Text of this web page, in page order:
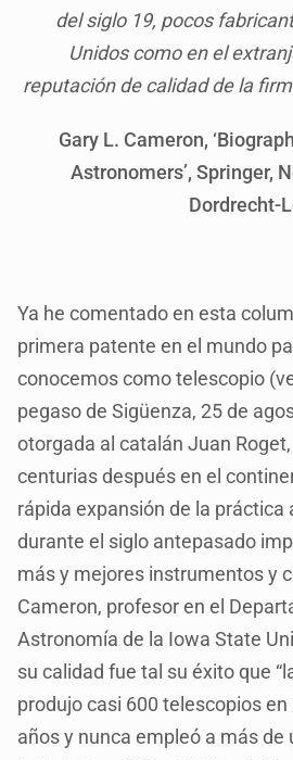
del siglo 19, pocos
Unidos como en el
reputación de calidad de la
Gary L. Cameron,
Astronomers’, Springer,
Dordrecht-
Ya he comentado en esta
primera patente en el mundo
conocemos como telescopio
pegaso de Sigüenza, 25 de
otorgada al catalán Juan
centurias después en el
rápida expansión de la práctica
durante el siglo antepasado
más y mejores instrumentos y
Cameron, profesor en el
Astronomía de la Iowa State
su calidad fue tal su éxito que
produjo casi 600 telescopios en
años y nunca empleó a más de